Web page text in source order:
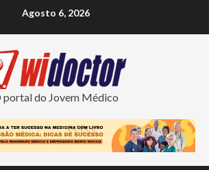
Agosto 6, 2026
portal do Jovem Médico